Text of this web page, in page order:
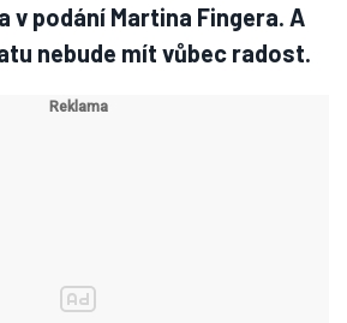
v podání Martina Fingera. A
nebude mít vůbec radost.